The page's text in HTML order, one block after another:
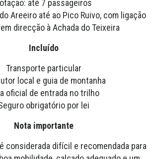
até 7 passageiros
Areeiro até ao Pico Ruivo, com ligação
direcção à Achada do Teixeira
Incluído
Transporte particular
local e guia de montanha
oficial de entrada no trilho
obrigatório por lei
Nota importante
considerada difícil e recomendada para